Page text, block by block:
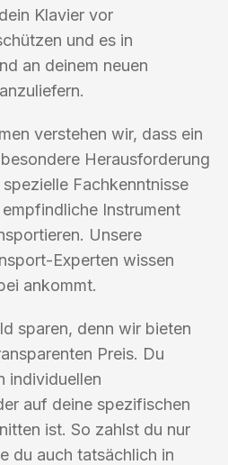
Klavier vor
und es in
an deinem neuen
verstehen wir, dass ein
Herausforderung
Fachkenntnisse
Instrument
Unsere
Experten wissen
ankommt.
sparen, denn wir bieten
Preis. Du
individuellen
auf deine spezifischen
ist. So zahlst du nur
du auch tatsächlich in